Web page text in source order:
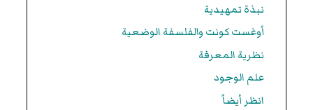
نبذة تمهيدية
أوغست كونت والفلسفة الوضعية
نظرية المعرفة
علم الوجود
انظر أيضاً